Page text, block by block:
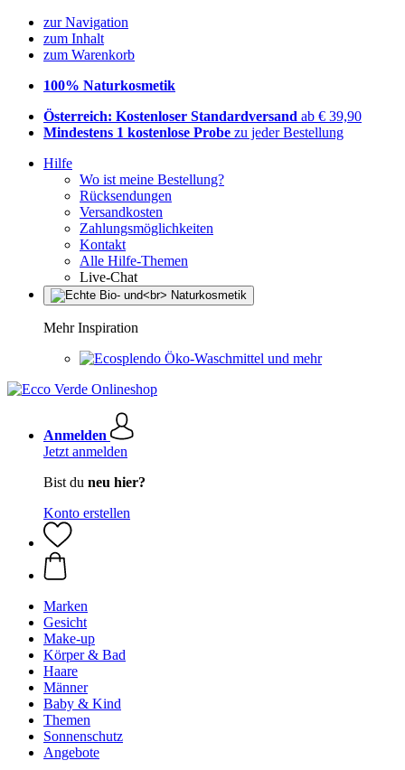
zur Navigation
zum Inhalt
zum Warenkorb
100% Naturkosmetik
Österreich: Kostenloser Standardversand ab € 39,90
Mindestens 1 kostenlose Probe zu jeder Bestellung
Hilfe
Wo ist meine Bestellung?
Rücksendungen
Versandkosten
Zahlungsmöglichkeiten
Kontakt
Alle Hilfe-Themen
Live-Chat
Mehr Inspiration
Öko-Waschmittel und mehr
Anmelden
Jetzt anmelden
Bist du neu hier?
Konto erstellen
Marken
Gesicht
Make-up
Körper & Bad
Haare
Männer
Baby & Kind
Themen
Sonnenschutz
Angebote